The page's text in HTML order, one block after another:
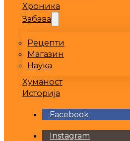
Хроника
Забава
Рецепти
Магазин
Наука
Хуманост
Историја
Facebook
Instagram